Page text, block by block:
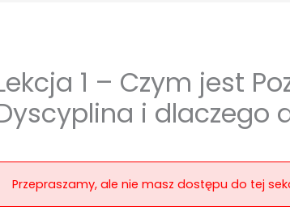
1 – Czym jest
i dlaczego
Przepraszamy, ale nie masz dostępu do tej